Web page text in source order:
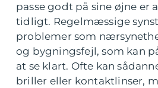
passe godt på sine øjne er
tidligt. Regelmæssige
problemer som
og bygningsfejl, som kan
at se klart. Ofte kan
briller eller kontaktlinser,